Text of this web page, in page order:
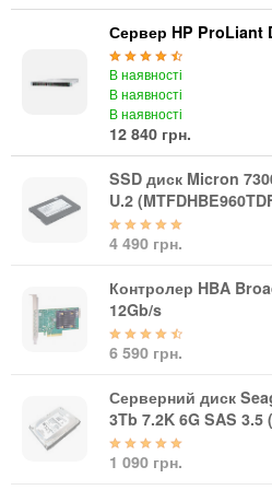
Wi-Fi і Bluetooth адаптери
Кабелі та роз'єми
Хаби і кардридери
Фильтри та стабілізатори
Павербанки
Кабелі, роз'єми, перехідники
Аксесуари для ноутбуків
Зовнішні блоки живлення
Периферійні пристрої
Клавіатури, миші, комплекти
Відеоспостереження
Сервер HP ProLiant
В наявності
В наявності
В наявності
12 840 грн.
SSD диск Micron
U.2
4 490 грн.
Контролер HBA
12Gb/s
6 590 грн.
Серверний диск
3Tb 7.2K 6G SAS 3.5
1 090 грн.